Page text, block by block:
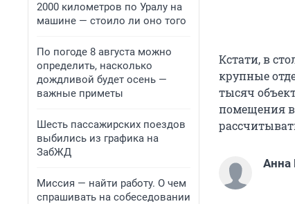
2000 километров по Уралу на
машине — стоило ли оно того
По погоде 8 августа можно
определить, насколько
дождливой будет осень —
важные приметы
Шесть пассажирских поездов
выбились из графика на
ЗабЖД
Миссия — найти работу. О чем
спрашивать на собеседовании
Кстати, в
крупные
тысяч
помещения в
Анна